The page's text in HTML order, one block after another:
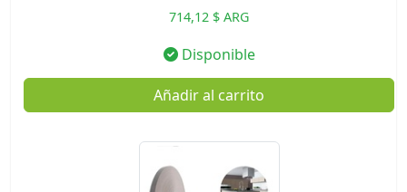
714,12 $ ARG
Disponible
Añadir al carrito